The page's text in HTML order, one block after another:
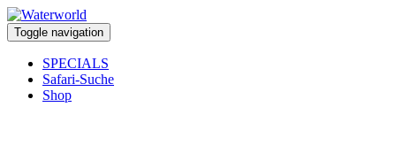
Toggle navigation
SPECIALS
Safari-Suche
Shop